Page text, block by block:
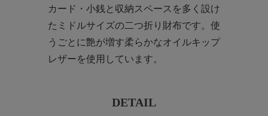
カード・小銭と収納スペースを多く設け
たミドルサイズの二つ折り財布です。使
うごとに艶が増す柔らかなオイルキップ
レザーを使用しています。
DETAIL